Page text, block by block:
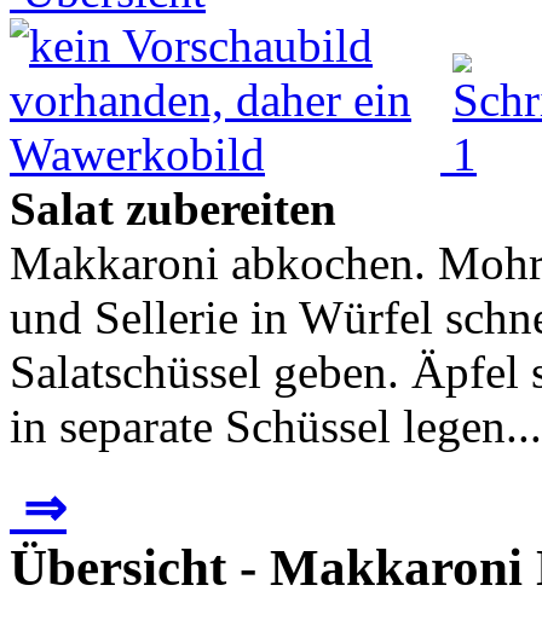
Salat zubereiten
Makkaroni abkochen.
und Sellerie in Würfel
Salatschüssel geben.
in separate Schüssel legen...
⇒
Übersicht - Makkaroni